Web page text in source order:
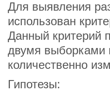
Для выявления
использован
Данный критерий
двумя выборками
количественно
Гипотезы: